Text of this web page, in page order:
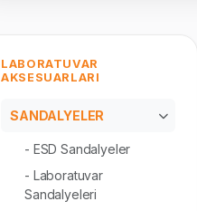
LABORATUVAR
AKSESUARLARI
SANDALYELER
- ESD Sandalyeler
- Laboratuvar
Sandalyeleri